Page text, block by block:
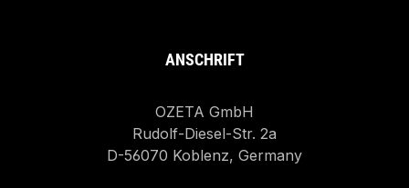
ANSCHRIFT
OZETA GmbH
Rudolf-Diesel-Str. 2a
D-56070 Koblenz, Germany